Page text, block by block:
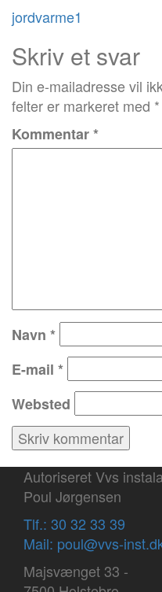
Post
navigation
jordvarme1
Skriv et svar
Din e-mailadresse vil
felter er markeret med *
Kommentar*
Navn *
E-mail *
Websted
Autoriseret Vvs
Poul Jørgensen
Tlf.: 30 32 33 39
Mail: poul@vvs-
Majsvænget 33 -